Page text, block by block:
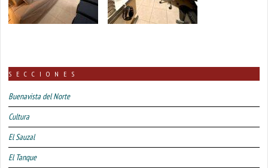
SECCIONES
Buenavista del Norte
Cultura
El Sauzal
El Tanque